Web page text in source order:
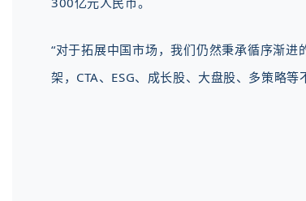
“对于拓展中国市场，我们仍然秉承循序渐
架，CTA、ESG、成长股、大盘股、多策略